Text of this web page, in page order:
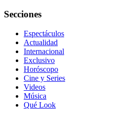
Secciones
Espectáculos
Actualidad
Internacional
Exclusivo
Horóscopo
Cine y Series
Videos
Música
Qué Look